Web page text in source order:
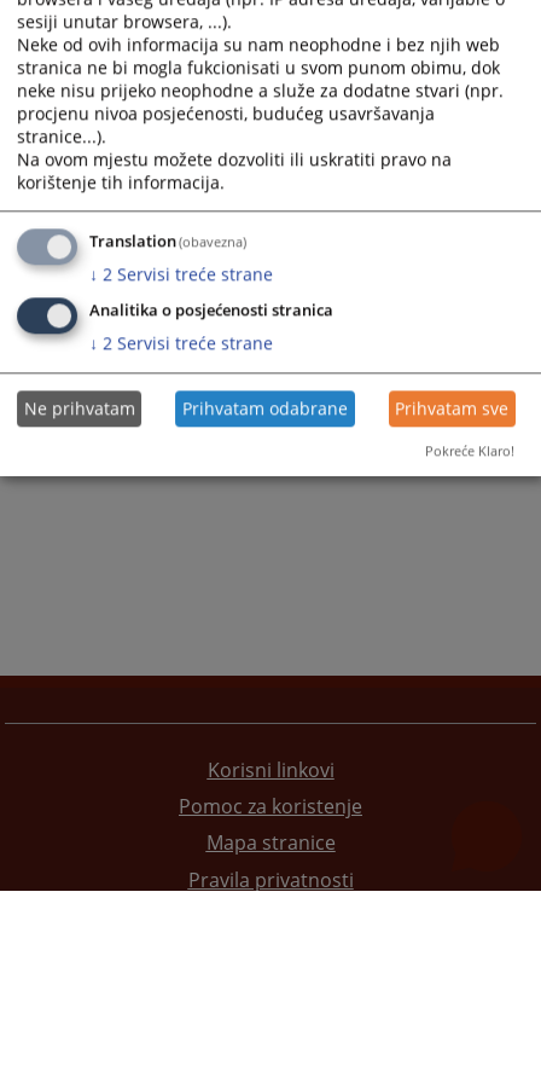
Prikazana vijest je na: Srpski jezik
1773PREGLEDA
Korisni linkovi
Pomoc za koristenje
Mapa stranice
Pravila privatnosti
sesiji unutar browsera, ...).
Neke od ovih informacija su nam neophodne i bez njih web
stranica ne bi mogla fukcionisati u svom punom obimu, dok
neke nisu prijeko neophodne a služe za dodatne stvari (npr.
procjenu nivoa posjećenosti, budućeg usavršavanja
stranice...).
Na ovom mjestu možete dozvoliti ili uskratiti pravo na
korištenje tih informacija.
Translation(obavezna)
↓ 2 Servisi treće strane
Analitika o posjećenosti stranica
↓ 2 Servisi treće strane
Ne prihvatam Prihvatam odabrane Prihvatam sve
Pokreće Klaro!